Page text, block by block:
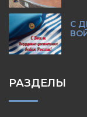
С
РАЗДЕЛЫ